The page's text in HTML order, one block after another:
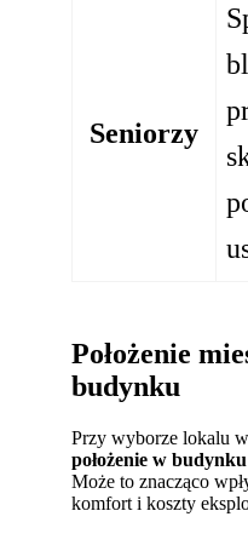
Seniorzy
Położenie
budynku
Przy wyborze lokalu
położenie w
Może to znacząco
komfort i koszty